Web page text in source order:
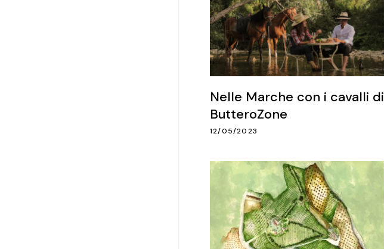
Nelle Marche con i cavalli di
ButteroZone
12/05/2023